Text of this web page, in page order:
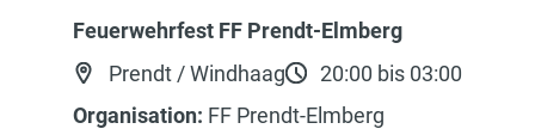
Feuerwehrfest FF Prendt-Elmberg
Prendt / Windhaag
20:00 bis 03:00
Organisation: FF Prendt-Elmberg